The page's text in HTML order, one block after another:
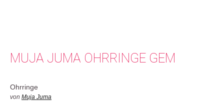
MUJA JUMA OHRRINGE GEM
Ohrringe
von Muja Juma